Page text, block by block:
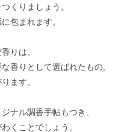
くりましょう。
包まれます。
りは、
香りとして選ばれたもの。
ます。
ナル調香手帖もつき、
くことでしょう。